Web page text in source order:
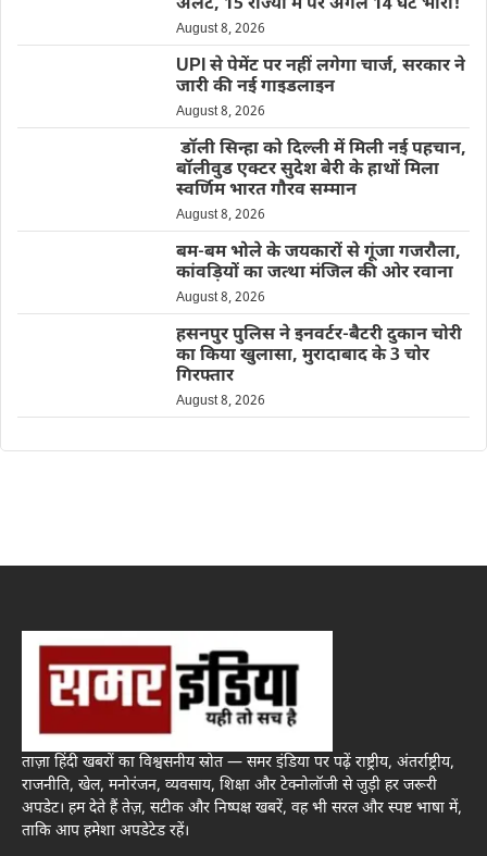
अलर्ट, 15 राज्यों में पर अगले 14 घंटे भारी!
August 8, 2026
UPI से पेमेंट पर नहीं लगेगा चार्ज, सरकार ने
जारी की नई गाइडलाइन
August 8, 2026
डॉली सिन्हा को दिल्ली में मिली नई पहचान,
बॉलीवुड एक्टर सुदेश बेरी के हाथों मिला
स्वर्णिम भारत गौरव सम्मान
August 8, 2026
बम-बम भोले के जयकारों से गूंजा गजरौला,
कांवड़ियों का जत्था मंजिल की ओर रवाना
August 8, 2026
हसनपुर पुलिस ने इनवर्टर-बैटरी दुकान चोरी
का किया खुलासा, मुरादाबाद के 3 चोर
गिरफ्तार
August 8, 2026
ताज़ा हिंदी खबरों का विश्वसनीय स्रोत — समर इंडिया पर पढ़ें राष्ट्रीय, अंतर्राष्ट्रीय,
राजनीति, खेल, मनोरंजन, व्यवसाय, शिक्षा और टेक्नोलॉजी से जुड़ी हर जरूरी
अपडेट। हम देते हैं तेज़, सटीक और निष्पक्ष खबरें, वह भी सरल और स्पष्ट भाषा में,
ताकि आप हमेशा अपडेटेड रहें।